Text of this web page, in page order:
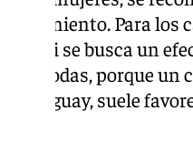
movimiento. Para los
si se busca un
a todas, porque
muy guay, suele